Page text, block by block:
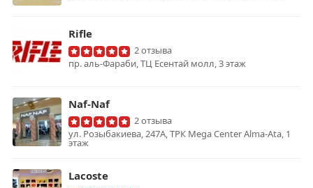
Rifle
2 отзыва
пр. аль-Фараби, ТЦ Есентай молл, 3 этаж
Naf-Naf
2 отзыва
ул. Розыбакиева, 247А, ТРК Mega Center Alma-Ata, 1
этаж
Lacoste